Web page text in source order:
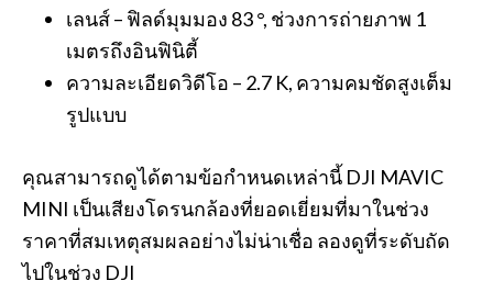
เลนส์ – ฟิลด์มุมมอง 83 °, ช่วงการถ่ายภาพ 1
เมตรถึงอินฟินิตี้
ความละเอียดวิดีโอ – 2.7 K, ความคมชัดสูงเต็ม
รูปแบบ
คุณสามารถดูได้ตามข้อกำหนดเหล่านี้ DJI MAVIC
MINI เป็นเสียงโดรนกล้องที่ยอดเยี่ยมที่มาในช่วง
ราคาที่สมเหตุสมผลอย่างไม่น่าเชื่อ ลองดูที่ระดับถัด
ไปในช่วง DJI